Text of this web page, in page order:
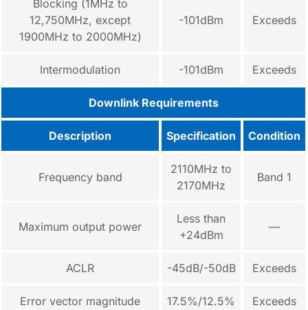
Blocking (1MHz to
12,750MHz, except
1900MHz to 2000MHz)
-101dBm Exceeds
Intermodulation -101dBm Exceeds
Downlink Requirements
Description Specification Condition
Frequency band
2110MHz to
2170MHz
Band 1
Maximum output power
Less than
+24dBm
—
ACLR -45dB/-50dB Exceeds
Error vector magnitude 17.5%/12.5% Exceeds